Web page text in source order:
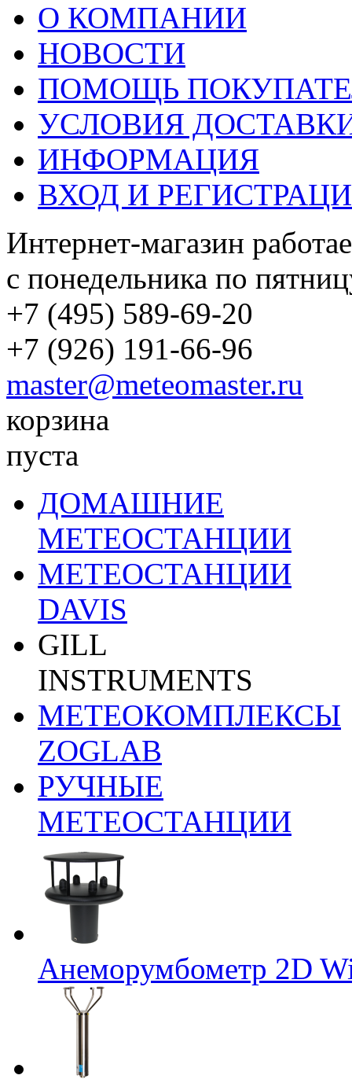
О КОМПАНИИ
НОВОСТИ
ПОМОЩЬ
УСЛОВИЯ
ИНФОРМАЦИЯ
ВХОД И
Интернет-магазин
с понедельника по
+7 (495) 589-69-20
+7 (926) 191-66-96
master@meteomaster.ru
корзина
пуста
ДОМАШНИЕ
МЕТЕОСТАНЦИИ
МЕТЕОСТАНЦИИ
DAVIS
GILL
INSTRUMENTS
МЕТЕОКОМПЛЕКСЫ
ZOGLAB
РУЧНЫЕ
МЕТЕОСТАНЦИИ
Анеморумбометр 2D